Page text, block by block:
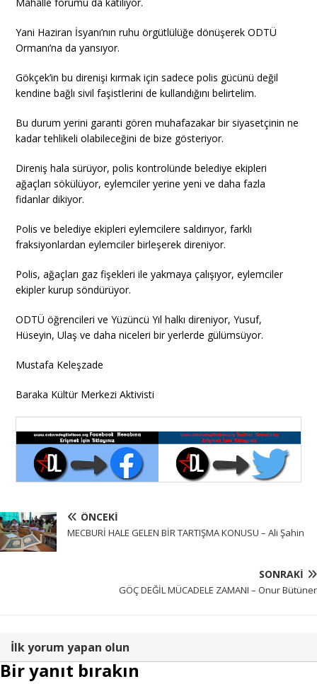
Yani Haziran İsyanı’nın ruhu örgütlülüğe dönüşerek ODTÜ
Ormanı’na da yansıyor.
Gökçek’in bu direnişi kırmak için sadece polis gücünü değil
kendine bağlı sivil faşistlerini de kullandığını belirtelim.
Bu durum yerini garanti gören muhafazakar bir siyasetçinin ne
kadar tehlikeli olabileceğini de bize gösteriyor.
Direniş hala sürüyor, polis kontrolünde belediye ekipleri
ağaçları sökülüyor, eylemciler yerine yeni ve daha fazla
fidanlar dikiyor.
Polis ve belediye ekipleri eylemcilere saldırıyor, farklı
fraksiyonlardan eylemciler birleşerek direniyor.
Polis, ağaçları gaz fişekleri ile yakmaya çalışıyor, eylemciler
ekipler kurup söndürüyor.
ODTÜ öğrencileri ve Yüzüncü Yıl halkı direniyor, Yusuf,
Hüseyin, Ulaş ve daha niceleri bir yerlerde gülümsüyor.
Mustafa Keleşzade
Baraka Kültür Merkezi Aktivisti
ÖNCEKI
MECBURİ HALE GELEN BİR TARTIŞMA KONUSU – Ali Şahin
SONRAKI
GÖÇ DEĞİL MÜCADELE ZAMANI – Onur Bütüner
İlk yorum yapan olun
Bir yanıt bırakın